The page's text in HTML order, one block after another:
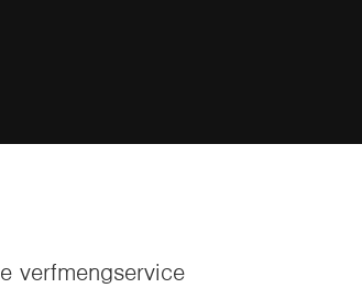
verfmengservice